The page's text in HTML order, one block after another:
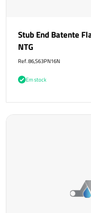
Stub End Batente
NTG
Ref. 86,S63PN16N
Em stock